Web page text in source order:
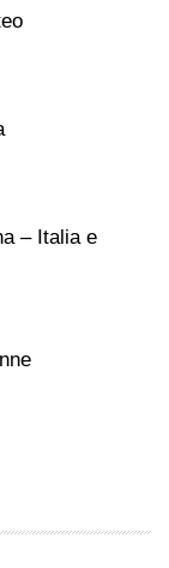
– Italia e